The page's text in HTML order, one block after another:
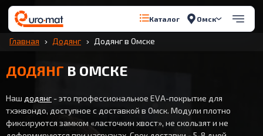
Каталог Омск
Главная Додянг Додянг в Омске
ДОДЯНГ В ОМСКЕ
Наш додянг - это профессиональное EVA-покрытие для
тхэквондо, доступное с доставкой в Омск. Модули плотно
фиксируются замком «ласточкин хвост», не скользят и не